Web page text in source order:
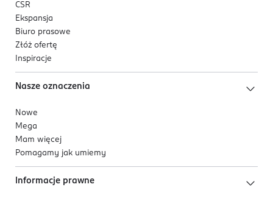
CSR
Ekspansja
Biuro prasowe
Złóż ofertę
Inspiracje
Nasze oznaczenia
Nowe
Mega
Mam więcej
Pomagamy jak umiemy
Informacje prawne